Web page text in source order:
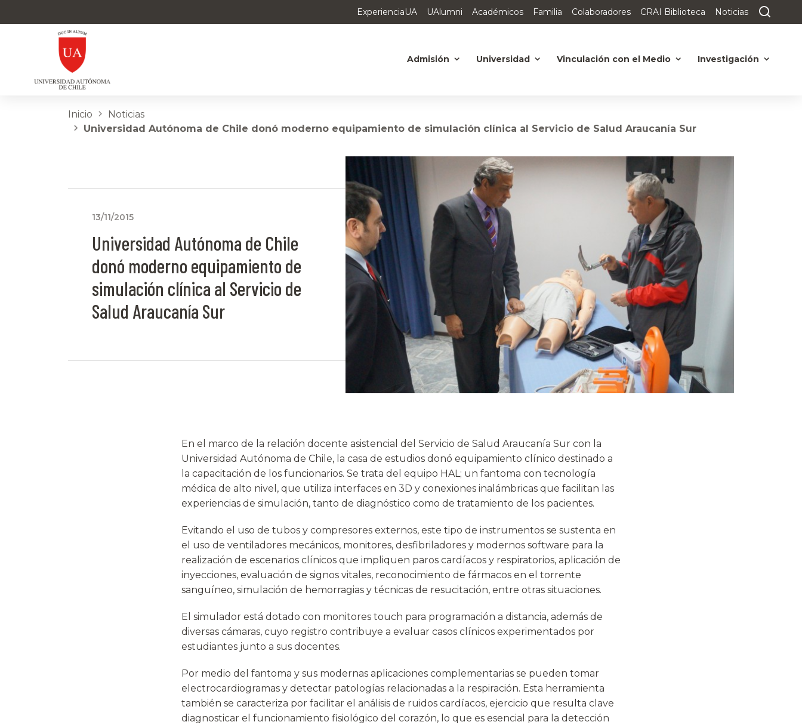
ExperienciaUA UAlumni Académicos Familia Colaboradores CRAI Biblioteca Noticias
Admisión Universidad Vinculación con el Medio Investigación
Inicio
Noticias
Universidad Autónoma de Chile donó moderno equipamiento de simulación clínica al Servicio de Salud Araucanía Sur
13/11/2015
Universidad Autónoma de Chile
donó moderno equipamiento de
simulación clínica al Servicio de
Salud Araucanía Sur
En el marco de la relación docente asistencial del Servicio de Salud Araucanía Sur con la
Universidad Autónoma de Chile, la casa de estudios donó equipamiento clínico destinado a
la capacitación de los funcionarios. Se trata del equipo HAL; un fantoma con tecnología
médica de alto nivel, que utiliza interfaces en 3D y conexiones inalámbricas que facilitan las
experiencias de simulación, tanto de diagnóstico como de tratamiento de los pacientes.
Evitando el uso de tubos y compresores externos, este tipo de instrumentos se sustenta en
el uso de ventiladores mecánicos, monitores, desfibriladores y modernos software para la
realización de escenarios clínicos que impliquen paros cardíacos y respiratorios, aplicación de
inyecciones, evaluación de signos vitales, reconocimiento de fármacos en el torrente
sanguíneo, simulación de hemorragias y técnicas de resucitación, entre otras situaciones.
El simulador está dotado con monitores touch para programación a distancia, además de
diversas cámaras, cuyo registro contribuye a evaluar casos clínicos experimentados por
estudiantes junto a sus docentes.
Por medio del fantoma y sus modernas aplicaciones complementarias se pueden tomar
electrocardiogramas y detectar patologías relacionadas a la respiración. Esta herramienta
también se caracteriza por facilitar el análisis de ruidos cardíacos, ejercicio que resulta clave
diagnosticar el funcionamiento fisiológico del corazón, lo que es esencial para la detección